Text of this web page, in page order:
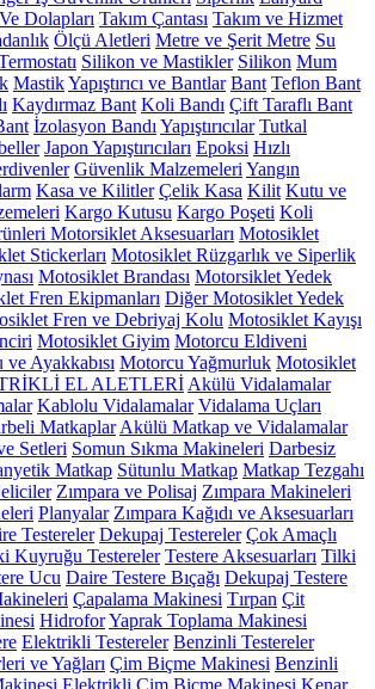
Dolapları Takım Çantası Takım ve Hizmet
Ölçü Aletleri Metre ve Şerit Metre Su
Silikon ve Mastikler Silikon Mum
MastikYapıştırıcı ve Bantlar Bant Teflon Bant
Kaydırmaz Bant Koli Bandı Çift Taraflı Bant
İzolasyon Bandı Yapıştırıcılar Tutkal
Japon Yapıştırıcıları Epoksi Hızlı
Güvenlik Malzemeleri Yangın
Kasa ve Kilitler Çelik Kasa Kilit Kutu ve
Kargo Kutusu Kargo Poşeti Koli
Motorsiklet Aksesuarları Motosiklet
Stickerları Motosiklet Rüzgarlık ve Siperlik
Motosiklet Brandası Motorsiklet Yedek
Fren Ekipmanları Diğer Motosiklet Yedek
Fren ve Debriyaj Kolu Motosiklet Kayışı
Motosiklet Giyim Motorcu Eldiveni
Ayakkabısı Motorcu Yağmurluk Motosiklet
EL ALETLERİ Akülü Vidalamalar
Kablolu Vidalamalar Vidalama Uçları
Matkaplar Akülü Matkap ve Vidalamalar
Setleri Somun Sıkma Makineleri Darbesiz
Matkap Sütunlu Matkap Matkap Tezgahı
Zımpara ve Polisaj Zımpara Makineleri
Planyalar Zımpara Kağıdı ve Aksesuarları
Testereler Dekupaj Testereler Çok Amaçlı
Kuyruğu Testereler Testere Aksesuarları Tilki
Ucu Daire Testere Bıçağı Dekupaj Testere
Çapalama Makinesi Tırpan Çit
HidroforYaprak Toplama Makinesi
Elektrikli Testereler Benzinli Testereler
ve Yağları Çim Biçme Makinesi Benzinli
Elektrikli Çim Biçme Makinesi Kenar